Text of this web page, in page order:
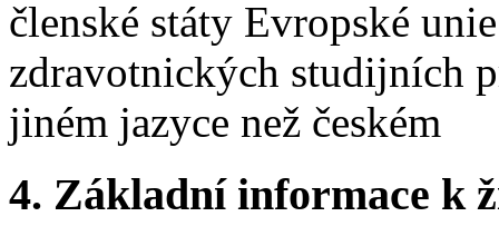
členské státy Evropské
zdravotnických studijních
jiném jazyce než českém
4. Základní informace k